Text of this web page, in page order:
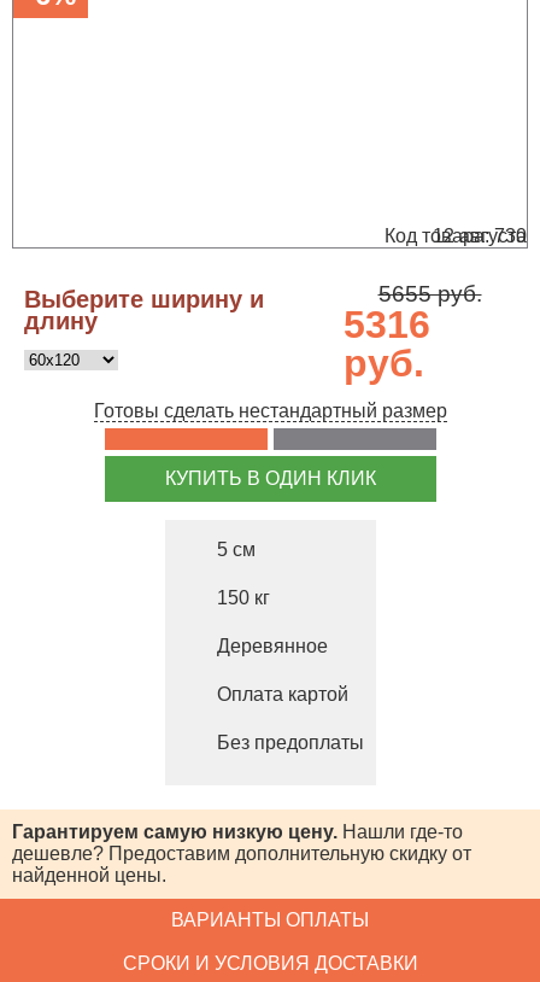
Код товара: 730
12 августа
Выберите ширину и
длину
5655 руб.
5316
руб.
Готовы сделать нестандартный размер
КУПИТЬ В ОДИН КЛИК
5
150
Деревянное
Оплата картой
Без предоплаты
Гарантируем самую низкую цену. Нашли где-то
дешевле? Предоставим дополнительную скидку от
найденной цены.
ВАРИАНТЫ ОПЛАТЫ
СРОКИ И УСЛОВИЯ ДОСТАВКИ